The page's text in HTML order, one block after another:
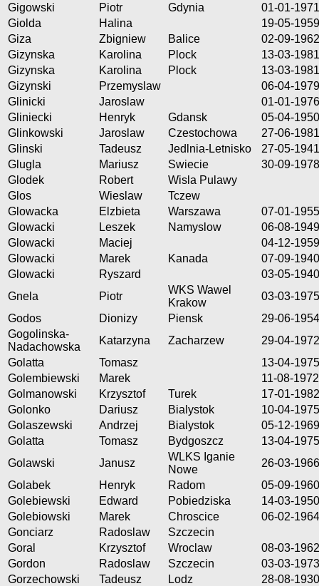
Gigowski
Piotr Gdynia
01-01-1971
Giolda
Halina
19-05-1959
Giza
Zbigniew Balice
02-09-1962
Gizynska
Karolina Plock
13-03-1981
Gizynska
Karolina Plock
13-03-1981
Gizynski
Przemyslaw
06-04-1979
Glinicki
Jaroslaw
01-01-1976
Gliniecki
Henryk Gdansk
05-04-1950
Glinkowski
Jaroslaw Czestochowa
27-06-1981
Glinski
Tadeusz Jedlnia-Letnisko
27-05-1941
Glugla
Mariusz Swiecie
30-09-1978
Glodek
Robert
Wisla Pulawy
Glos
Wieslaw
Tczew
Glowacka
Elzbieta Warszawa
07-01-1955
Glowacki
Leszek Namyslow
06-08-1949
Glowacki
Maciej
04-12-1959
Glowacki
Marek Kanada
07-09-1940
Glowacki
Ryszard
03-05-1940
Gnela
Piotr
WKS Wawel
Krakow
03-03-1975
Godos
Dionizy Piensk
29-06-1954
Gogolinska-
Nadachowska
Katarzyna Zacharzew
29-04-1972
Golatta
Tomasz
13-04-1975
Golembiewski
Marek
11-08-1972
Golmanowski
Krzysztof Turek
17-01-1982
Golonko
Dariusz Bialystok
10-04-1975
Golaszewski
Andrzej Bialystok
05-12-1969
Golatta
Tomasz Bydgoszcz
13-04-1975
Golawski
Janusz
WLKS Iganie
Nowe
26-03-1966
Golabek
Henryk Radom
05-09-1960
Golebiewski
Edward Pobiedziska
14-03-1950
Golebiowski
Marek Chroscice
06-02-1964
Gonciarz
Radoslaw
Szczecin
Goral
Krzysztof Wroclaw
08-03-1962
Gordon
Radoslaw Szczecin
03-03-1973
Gorzechowski
Tadeusz Lodz
28-08-1930